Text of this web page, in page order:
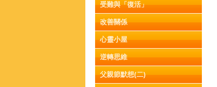
受難與「復活」
改善關係
心靈小屋
逆轉思維
父親節默想(二)